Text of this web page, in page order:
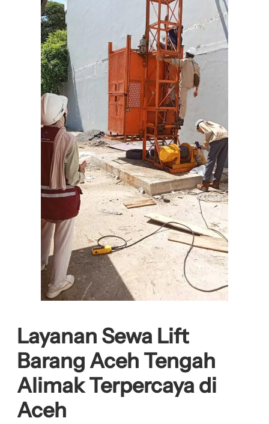
Layanan Sewa Lift
Barang Aceh Tengah
Alimak Terpercaya di
Aceh